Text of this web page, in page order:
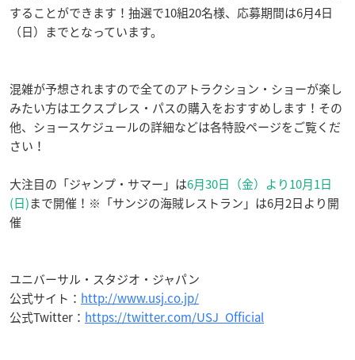
することができます！抽選で10組20名様、応募期間は6月4日
（日）までとなっています。
混雑が予想されますので全てのアトラクション・ショーが楽し
みたい方はエクスプレス・パスの購入をおすすめします！その
他、ショースケジュールの詳細などは各特設ページをご覧くだ
さい！
大注目の「ジャンプ・サマー」は6月30日（金）より10月1日
(日)まで開催！※「サンジの海賊レストラン」は6月2日より開
催
ユニバーサル・スタジオ・ジャパン
公式サイト： http://www.usj.co.jp/
公式Twitter： https://twitter.com/USJ_Official